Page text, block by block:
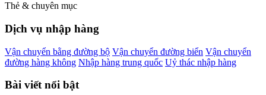
Thẻ & chuyên mục
Dịch vụ nhập hàng
Vận chuyển bằng đường bộ Vận chuyển đường biển Vận chuyển
đường hàng không Nhập hàng trung quốc Uỷ thác nhập hàng
Bài viết nổi bật